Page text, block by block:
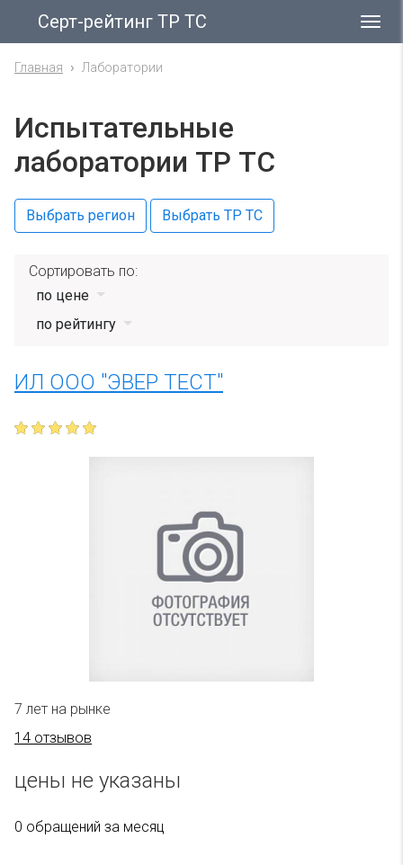
Серт-рейтинг ТР ТС
Главная Лаборатории
Испытательные
лаборатории ТР ТС
Выбрать регион Выбрать ТР ТС
Сортировать по:
по цене
по рейтингу
ИЛ ООО "ЭВЕР ТЕСТ"
7 лет на рынке
14 отзывов
цены не указаны
0 обращений за месяц